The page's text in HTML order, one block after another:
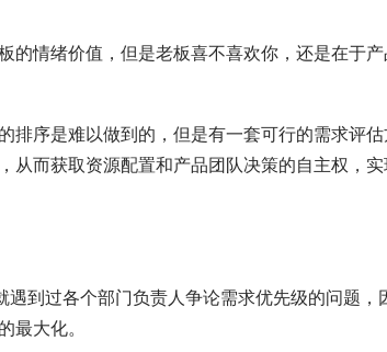
的情绪价值，但是老板喜不喜欢你，还是在于产
排序是难以做到的，但是有一套可行的需求评估
从而获取资源配置和产品团队决策的自主权，实
到过各个部门负责人争论需求优先级的问题，
最大化。